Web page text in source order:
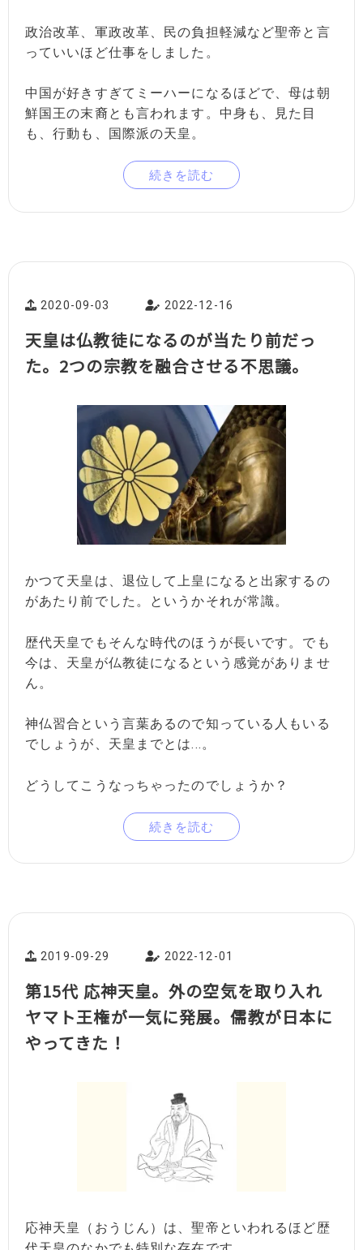
政治改革、軍政改革、民の負担軽減など聖帝と言
っていいほど仕事をしました。
中国が好きすぎてミーハーになるほどで、母は朝
鮮国王の末裔とも言われます。中身も、見た目
も、行動も、国際派の天皇。
続きを読む
2020-09-03 2022-12-16
天皇は仏教徒になるのが当たり前だっ
た。2つの宗教を融合させる不思議。
かつて天皇は、退位して上皇になると出家するの
があたり前でした。というかそれが常識。
歴代天皇でもそんな時代のほうが長いです。でも
今は、天皇が仏教徒になるという感覚がありませ
ん。
神仏習合という言葉あるので知っている人もいる
でしょうが、天皇までとは...。
どうしてこうなっちゃったのでしょうか？
続きを読む
2019-09-29 2022-12-01
第15代 応神天皇。外の空気を取り入れ
ヤマト王権が一気に発展。儒教が日本に
やってきた！
応神天皇（おうじん）は、聖帝といわれるほど歴